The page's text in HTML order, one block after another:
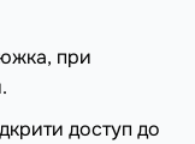
при
доступ до